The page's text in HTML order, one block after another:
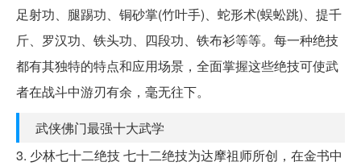
足射功、腿踢功、铜砂掌(竹叶手)、蛇形术(蜈蚣跳)、提千
斤、罗汉功、铁头功、四段功、铁布衫等等。每一种绝技
都有其独特的特点和应用场景，全面掌握这些绝技可使武
者在战斗中游刃有余，毫无往下。
武侠佛门最强十大武学
3. 少林七十二绝技 七十二绝技为达摩祖师所创，在金书中